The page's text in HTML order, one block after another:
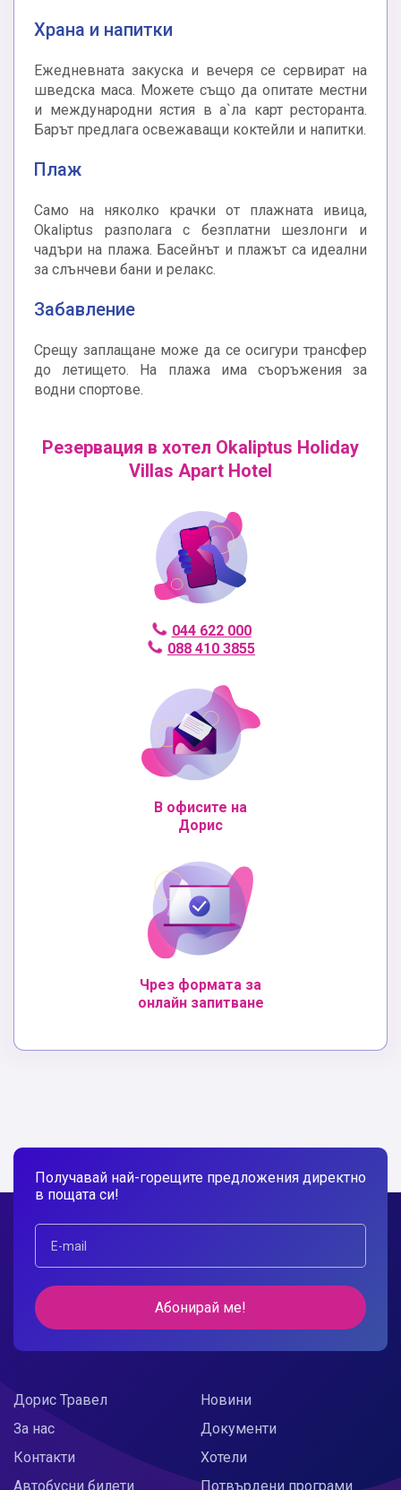
Храна и напитки
Ежедневната закуска и вечеря се сервират на
шведска маса. Можете също да опитате местни
и международни ястия в а`ла карт ресторанта.
Барът предлага освежаващи коктейли и напитки.
Плаж
Само на няколко крачки от плажната ивица,
Okaliptus разполага с безплатни шезлонги и
чадъри на плажа. Басейнът и плажът са идеални
за слънчеви бани и релакс.
Забавление
Срещу заплащане може да се осигури трансфер
до летището. На плажа има съоръжения за
водни спортове.
Резервация в хотел Okaliptus Holiday
Villas Apart Hotel
044 622 000
088 410 3855
В офисите на
Дорис
Чрез формата за
онлайн запитване
Получавай най-горещите предложения директно
в пощата си!
Абонирай ме!
Дорис Травел
За нас
Контакти
Новини
Документи
Хотели
Автобусни билети
Потвърдени програми